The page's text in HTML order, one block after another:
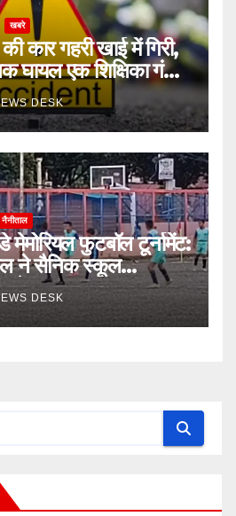
खबरे
कार गहरी खाई में गिरी,
घायल एक शिक्षिका गंभीर
DESK
नैनीताल
मेमोरियल फुटबॉल टूर्नामेंट:
ने सैनिक स्कूल
से हराया
DESK